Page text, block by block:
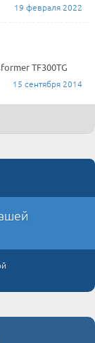
19 февраля 2022
TF300TG
15 сентября 2014